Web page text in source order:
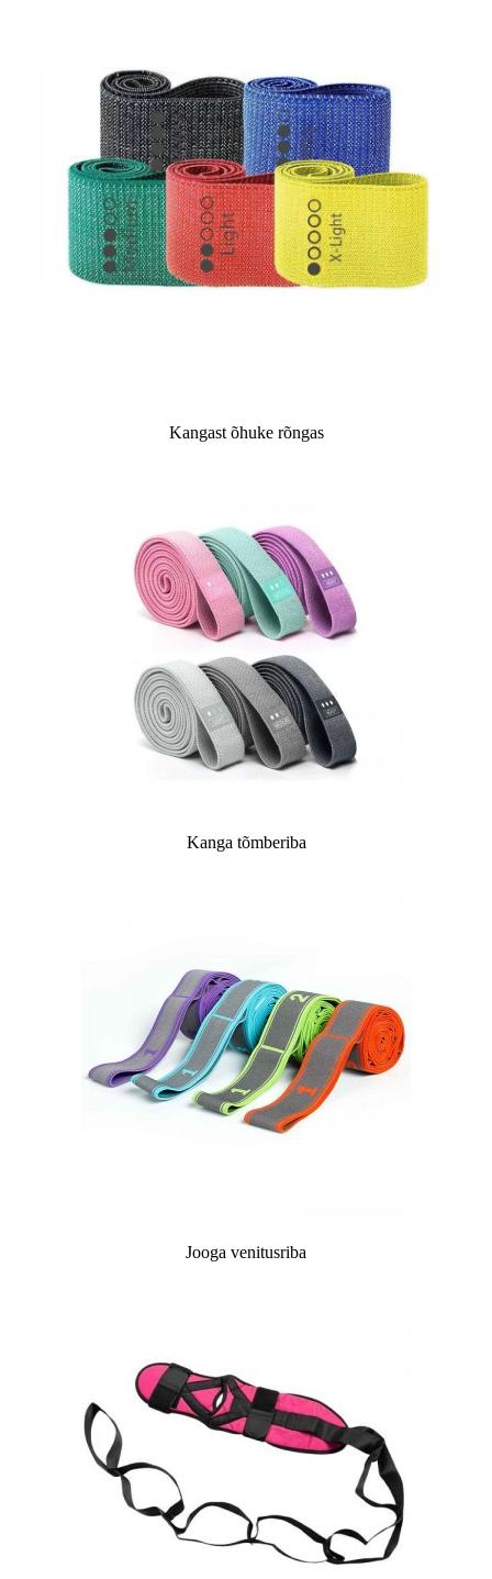
Kangast õhuke rõngas
Kanga tõmberiba
Jooga venitusriba